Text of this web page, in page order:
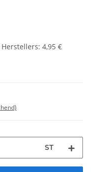
: 4,95 €
ST